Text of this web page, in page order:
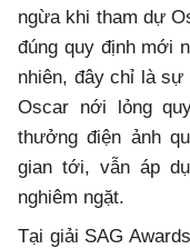
ngừa khi tham dự
đúng quy định mới
nhiên, đây chỉ là
Oscar nới lỏng
thưởng điện ảnh
gian tới, vẫn áp
nghiêm ngặt.
Tại giải SAG